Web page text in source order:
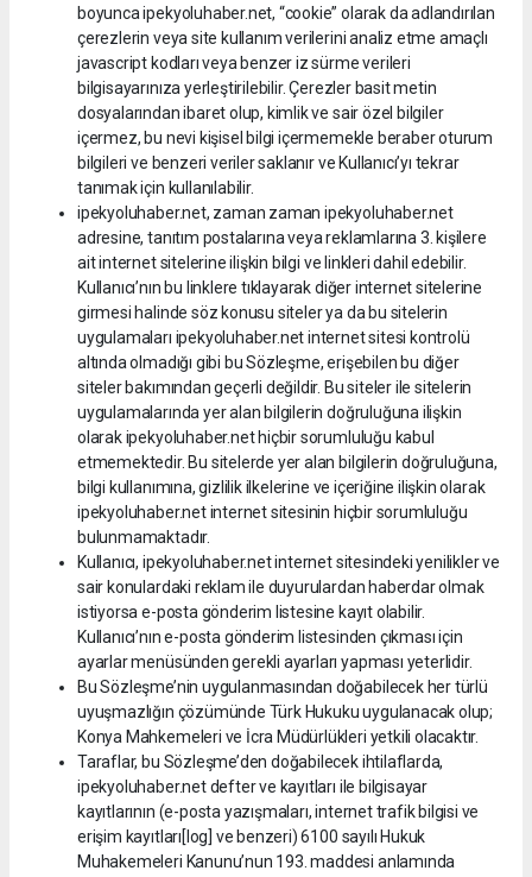
boyunca ipekyoluhaber.net, “cookie” olarak da adlandırılan
çerezlerin veya site kullanım verilerini analiz etme amaçlı
javascript kodları veya benzer iz sürme verileri
bilgisayarınıza yerleştirilebilir. Çerezler basit metin
dosyalarından ibaret olup, kimlik ve sair özel bilgiler
içermez, bu nevi kişisel bilgi içermemekle beraber oturum
bilgileri ve benzeri veriler saklanır ve Kullanıcı’yı tekrar
tanımak için kullanılabilir.
ipekyoluhaber.net, zaman zaman ipekyoluhaber.net
adresine, tanıtım postalarına veya reklamlarına 3. kişilere
ait internet sitelerine ilişkin bilgi ve linkleri dahil edebilir.
Kullanıcı’nın bu linklere tıklayarak diğer internet sitelerine
girmesi halinde söz konusu siteler ya da bu sitelerin
uygulamaları ipekyoluhaber.net internet sitesi kontrolü
altında olmadığı gibi bu Sözleşme, erişebilen bu diğer
siteler bakımından geçerli değildir. Bu siteler ile sitelerin
uygulamalarında yer alan bilgilerin doğruluğuna ilişkin
olarak ipekyoluhaber.net hiçbir sorumluluğu kabul
etmemektedir. Bu sitelerde yer alan bilgilerin doğruluğuna,
bilgi kullanımına, gizlilik ilkelerine ve içeriğine ilişkin olarak
ipekyoluhaber.net internet sitesinin hiçbir sorumluluğu
bulunmamaktadır.
Kullanıcı, ipekyoluhaber.net internet sitesindeki yenilikler ve
sair konulardaki reklam ile duyurulardan haberdar olmak
istiyorsa e-posta gönderim listesine kayıt olabilir.
Kullanıcı’nın e-posta gönderim listesinden çıkması için
ayarlar menüsünden gerekli ayarları yapması yeterlidir.
Bu Sözleşme’nin uygulanmasından doğabilecek her türlü
uyuşmazlığın çözümünde Türk Hukuku uygulanacak olup;
Konya Mahkemeleri ve İcra Müdürlükleri yetkili olacaktır.
Taraflar, bu Sözleşme’den doğabilecek ihtilaflarda,
ipekyoluhaber.net defter ve kayıtları ile bilgisayar
kayıtlarının (e-posta yazışmaları, internet trafik bilgisi ve
erişim kayıtları[log] ve benzeri) 6100 sayılı Hukuk
Muhakemeleri Kanunu’nun 193. maddesi anlamında